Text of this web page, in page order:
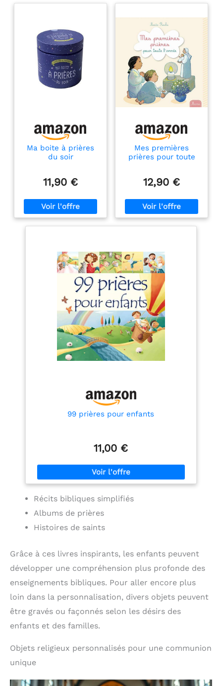
Ma boite à prières
du soir
11,90 €
Mes premières
prières pour toute
12,90 €
99 prières pour enfants
11,00 €
Récits bibliques simplifiés
Albums de prières
Histoires de saints
Grâce à ces livres inspirants, les enfants peuvent
développer une compréhension plus profonde des
enseignements bibliques. Pour aller encore plus
loin dans la personnalisation, divers objets peuvent
être gravés ou façonnés selon les désirs des
enfants et des familles.
Objets religieux personnalisés pour une communion
unique